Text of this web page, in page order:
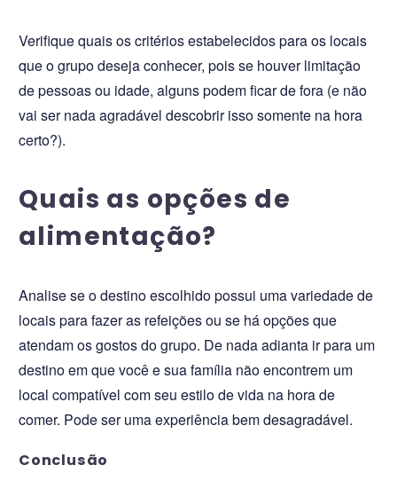
Verifique quais os critérios estabelecidos para os locais
que o grupo deseja conhecer, pois se houver limitação
de pessoas ou idade, alguns podem ficar de fora (e não
vai ser nada agradável descobrir isso somente na hora
certo?).
Quais as opções de
alimentação?
Analise se o destino escolhido possui uma variedade de
locais para fazer as refeições ou se há opções que
atendam os gostos do grupo. De nada adianta ir para um
destino em que você e sua família não encontrem um
local compatível com seu estilo de vida na hora de
comer. Pode ser uma experiência bem desagradável.
Conclusão